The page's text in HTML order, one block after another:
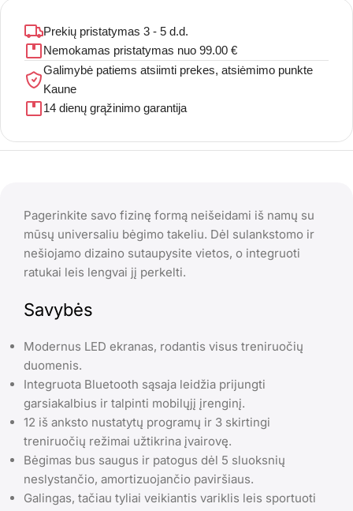
Prekių pristatymas 3 - 5 d.d.
Nemokamas pristatymas nuo 99.00 €
Galimybė patiems atsiimti prekes, atsiėmimo punkte
Kaune
14 dienų grąžinimo garantija
Pagerinkite savo fizinę formą neišeidami iš namų su
mūsų universaliu bėgimo takeliu. Dėl sulankstomo ir
nešiojamo dizaino sutaupysite vietos, o integruoti
ratukai leis lengvai jį perkelti.
Savybės
Modernus LED ekranas, rodantis visus treniruočių
duomenis.
Integruota Bluetooth sąsaja leidžia prijungti
garsiakalbius ir talpinti mobilųjį įrenginį.
12 iš anksto nustatytų programų ir 3 skirtingi
treniruočių režimai užtikrina įvairovę.
Bėgimas bus saugus ir patogus dėl 5 sluoksnių
neslystančio, amortizuojančio paviršiaus.
Galingas, tačiau tyliai veikiantis variklis leis sportuoti